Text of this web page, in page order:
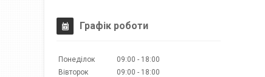
Графік роботи
Понеділок 09:00
18:00
Вівторок
09:00
18:00